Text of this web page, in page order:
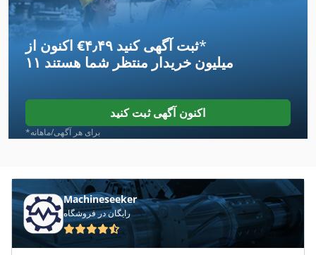
As 1050
Aszx 648
Brand
D Andrea
Ddfao System
Ga 11 Ff
German
Handling
اکنون از ‎€۴٫۴۹ ثبت آگهی کنید*
۱۱ میلیون خریدار منتظر شما هستند
اکنون آگهی ثبت کنید
*برای هر آگهی/ماهانه
Machineseeker
رایگان در فروشگاه